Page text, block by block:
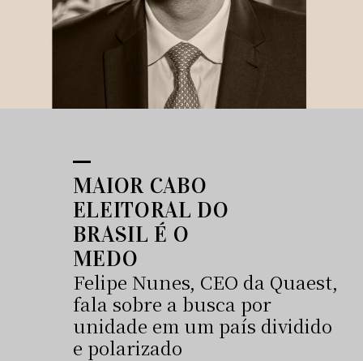
MAIOR CABO
ELEITORAL DO
BRASIL É O
MEDO
Felipe Nunes, CEO da Quaest,
fala sobre a busca por
unidade em um país dividido
e polarizado